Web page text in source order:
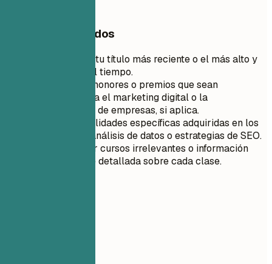
Consejos rápidos
Comienza con tu título más reciente o el más alto y
retrocede en el tiempo.
Enumera solo honores o premios que sean
relevantes para el marketing digital o la
administración de empresas, si aplica.
Menciona habilidades específicas adquiridas en los
cursos, como análisis de datos o estrategias de SEO.
Evita enumerar cursos irrelevantes o información
excesivamente detallada sobre cada clase.